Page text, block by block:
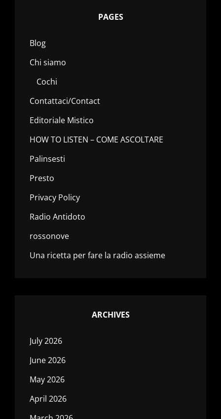
PAGES
Blog
Chi siamo
Cochi
Contattaci/Contact
Editoriale Mistico
HOW TO LISTEN – COME ASCOLTARE
Palinsesti
Presto
Privacy Policy
Radio Antidoto
rossonove
Una ricetta per fare la radio assieme
ARCHIVES
July 2026
June 2026
May 2026
April 2026